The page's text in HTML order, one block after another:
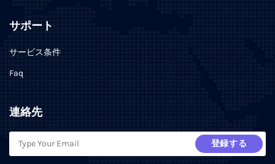
サポート
サービス条件
Faq
連絡先
登録する